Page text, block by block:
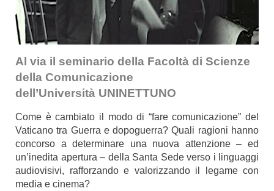
Al via il seminario della Facoltà di Scienze
della Comunicazione
dell’Università UNINETTUNO
Come è cambiato il modo di “fare comunicazione” del
Vaticano tra Guerra e dopoguerra? Quali ragioni hanno
concorso a determinare una nuova attenzione – ed
un’inedita apertura – della Santa Sede verso i linguaggi
audiovisivi, rafforzando e valorizzando il legame con
media e cinema?